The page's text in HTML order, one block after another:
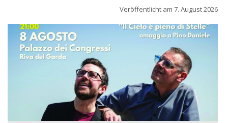
Veröffentlicht am 7. August 2026